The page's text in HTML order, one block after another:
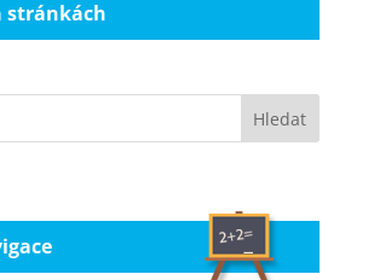
stránkách